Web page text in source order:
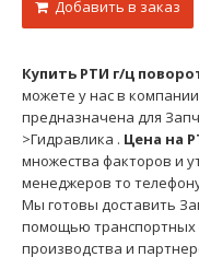
Добавить в заказ
Купить РТИ г/ц
можете у нас в
предназначена для
>Гидравлика . Цена на
множества факторов и
менеджеров то
Мы готовы доставить
помощью транспортных
производства и